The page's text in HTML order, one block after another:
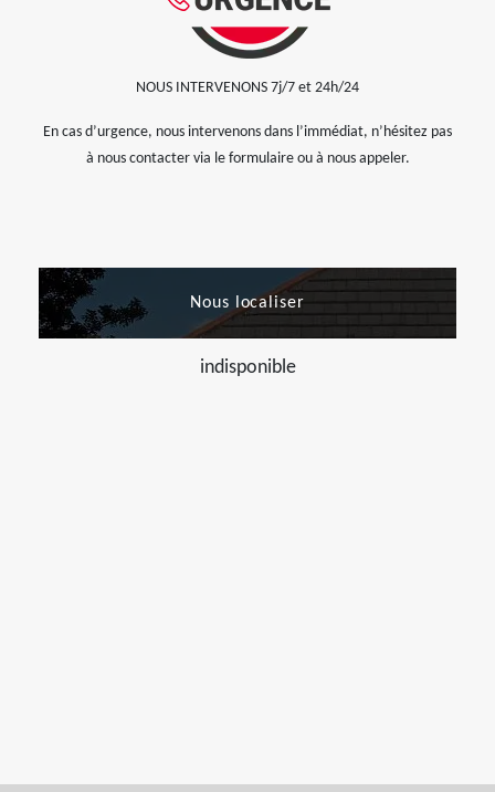
NOUS INTERVENONS 7j/7 et 24h/24
En cas d’urgence, nous intervenons dans l’immédiat, n’hésitez pas
à nous contacter via le formulaire ou à nous appeler.
Nous localiser
indisponible